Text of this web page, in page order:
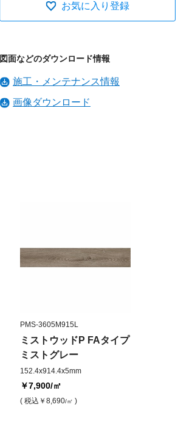
お気に入り登録
図面などのダウンロード情報
施工・メンテナンス情報
画像ダウンロード
PMS-3605M915L
ミストウッドP FAタイプ
ミストグレー
152.4x914.4x5mm
￥7,900/㎡
( 税込 ￥8,690/㎡ )